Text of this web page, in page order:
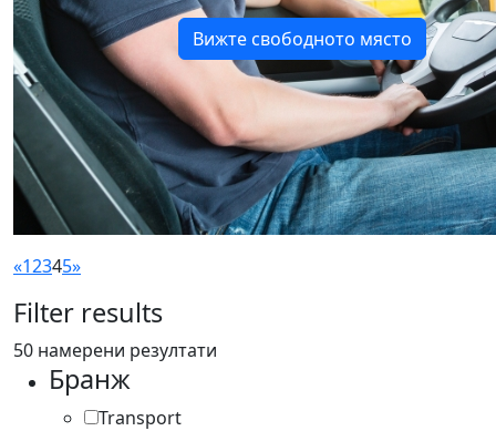
Filter results
50 намерени резултати
Бранж
Transport
Вижте свободното място
«12345»